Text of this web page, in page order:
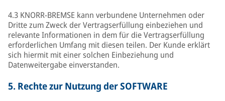
4.3 KNORR-BREMSE kann verbundene Unternehmen oder
Dritte zum Zweck der Vertragserfüllung einbeziehen und
relevante Informationen in dem für die Vertragserfüllung
erforderlichen Umfang mit diesen teilen. Der Kunde erklärt
sich hiermit mit einer solchen Einbeziehung und
Datenweitergabe einverstanden.
5. Rechte zur Nutzung der SOFTWARE